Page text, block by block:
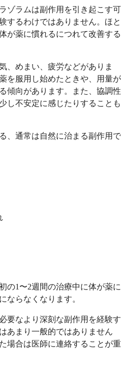
ゾラムは副作用を引き起こす可
するわけではありません。ほと
が薬に慣れるにつれて改善する
、めまい、疲労などがありま
を服用し始めたときや、用量が
傾向があります。また、協調性
し不安定に感じたりすることも
、通常は自然に治まる副作用で
の1〜2週間の治療中に体が薬に
ならなくなります。
要なより深刻な副作用を経験す
あまり一般的ではありません
場合は医師に連絡することが重